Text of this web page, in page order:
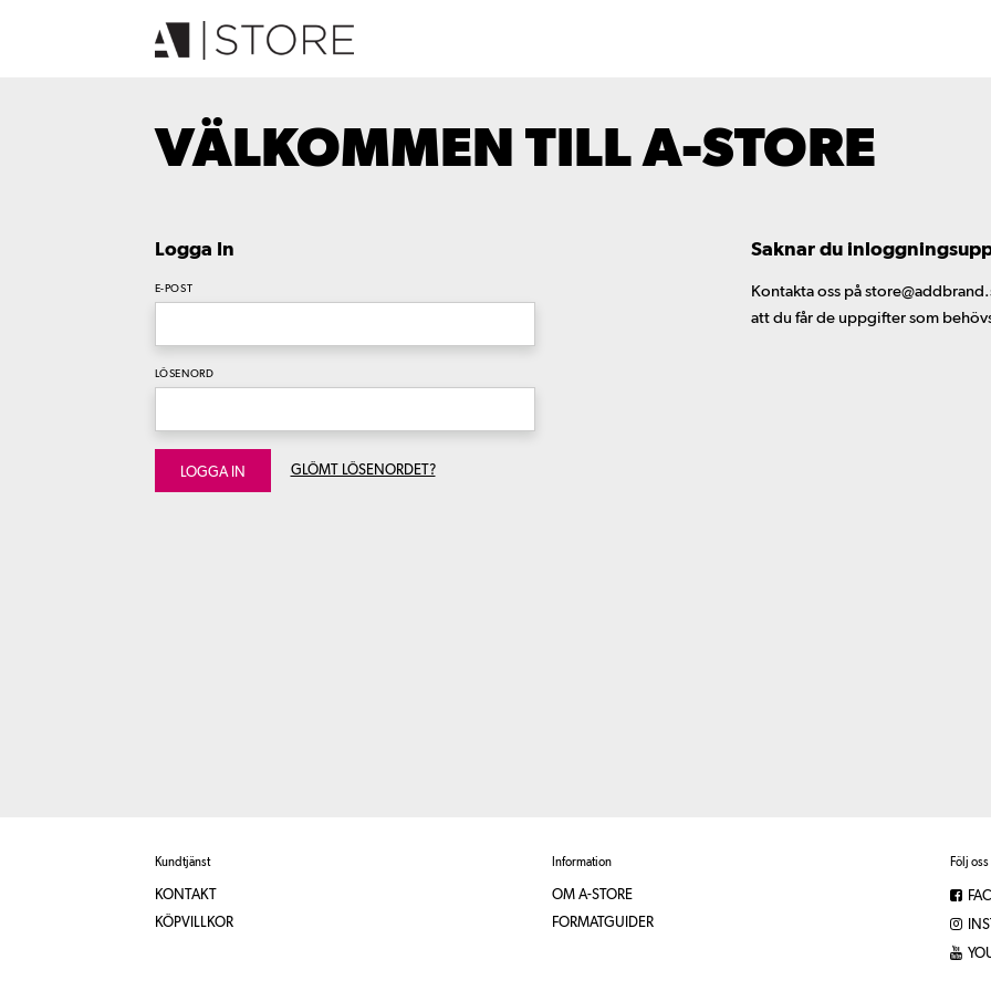
VÄLKOMMEN TILL A-STORE
Logga In
E-POST
LÖSENORD
LOGGA IN GLÖMT LÖSENORDET?
Saknar du
Kontakta oss på
att du får de uppgifter som
Kundtjänst
KONTAKT
KÖPVILLKOR
Information
OM A-STORE
FORMATGUIDER
Följ oss